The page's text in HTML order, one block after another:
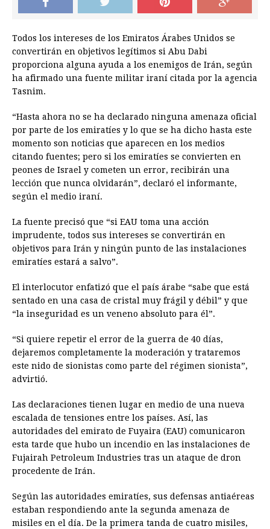
Todos los intereses de los Emiratos Árabes Unidos se
convertirán en objetivos legítimos si Abu Dabi
proporciona alguna ayuda a los enemigos de Irán, según
ha afirmado una fuente militar iraní citada por la agencia
Tasnim.
“Hasta ahora no se ha declarado ninguna amenaza oficial
por parte de los emiratíes y lo que se ha dicho hasta este
momento son noticias que aparecen en los medios
citando fuentes; pero si los emiratíes se convierten en
peones de Israel y cometen un error, recibirán una
lección que nunca olvidarán”, declaró el informante,
según el medio iraní.
La fuente precisó que “si EAU toma una acción
imprudente, todos sus intereses se convertirán en
objetivos para Irán y ningún punto de las instalaciones
emiratíes estará a salvo”.
El interlocutor enfatizó que el país árabe “sabe que está
sentado en una casa de cristal muy frágil y débil” y que
“la inseguridad es un veneno absoluto para él”.
“Si quiere repetir el error de la guerra de 40 días,
dejaremos completamente la moderación y trataremos
este nido de sionistas como parte del régimen sionista”,
advirtió.
Las declaraciones tienen lugar en medio de una nueva
escalada de tensiones entre los países. Así, las
autoridades del emirato de Fuyaira (EAU) comunicaron
esta tarde que hubo un incendio en las instalaciones de
Fujairah Petroleum Industries tras un ataque de dron
procedente de Irán.
Según las autoridades emiratíes, sus defensas antiaéreas
estaban respondiendo ante la segunda amenaza de
misiles en el día. De la primera tanda de cuatro misiles,